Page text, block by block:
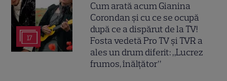
17
Cum arată acum Gianina
Corondan și cu ce se ocupă
după ce a dispărut de la TV!
Fosta vedetă Pro TV și TVR a
ales un drum diferit: „Lucrez
frumos, înălțător”